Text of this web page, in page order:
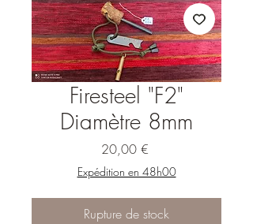
Firesteel "F2"
Diamètre 8mm
20,00 €Prix
Expédition en 48h00
Rupture de stock